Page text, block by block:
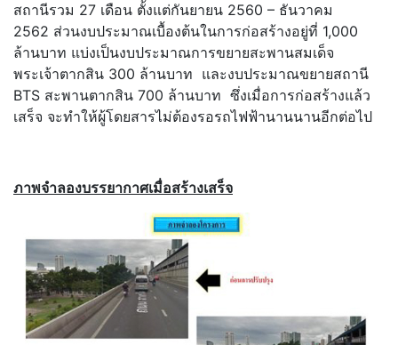
สถานีรวม 27 เดือน ตั้งแต่กันยายน 2560 – ธันวาคม
2562 ส่วนงบประมาณเบื้องต้นในการก่อสร้างอยู่ที่ 1,000
ล้านบาท แบ่งเป็นงบประมาณการขยายสะพานสมเด็จ
พระเจ้าตากสิน 300 ล้านบาท และงบประมาณขยายสถานี
BTS สะพานตากสิน 700 ล้านบาท ซึ่งเมื่อการก่อสร้างแล้ว
เสร็จ จะทำให้ผู้โดยสารไม่ต้องรอรถไฟฟ้านานนานอีกต่อไป
ภาพจำลองบรรยากาศเมื่อสร้างเสร็จ